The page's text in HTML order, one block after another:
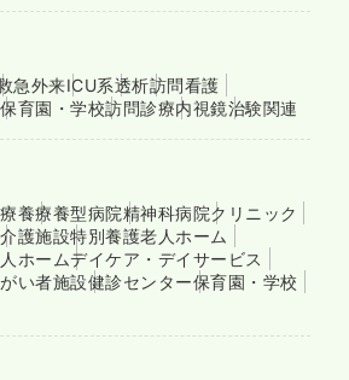
急外来ICU系透析訪問看護
保育園・学校訪問診療内視鏡治験関連
養療養型病院精神科病院クリニック
介護施設特別養護老人ホーム
ホームデイケア・デイサービス
い者施設健診センター保育園・学校